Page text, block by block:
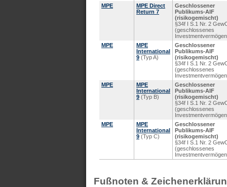
MPE
MPE Direct
Return 7
Geschlossener
Publikums-AIF
(risikogemischt)
§34f I S.1 Nr. 2
(geschlossenes
MPE
MPE
International
9 (Typ A)
Geschlossener
Publikums-AIF
(risikogemischt)
§34f I S.1 Nr. 2
(geschlossenes
MPE
MPE
International
9 (Typ B)
Geschlossener
Publikums-AIF
(risikogemischt)
§34f I S.1 Nr. 2
(geschlossenes
MPE
MPE
International
9 (Typ C)
Geschlossener
Publikums-AIF
(risikogemischt)
§34f I S.1 Nr. 2
(geschlossenes
Fußnoten &